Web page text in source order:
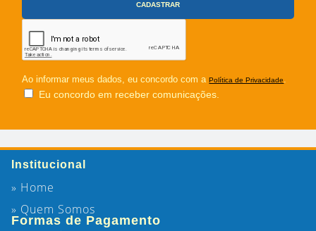
Ao informar meus dados, eu concordo com aPolítica de Privacidade
Eu concordo em receber comunicações.
Institucional
» Home
» Quem Somos
Formas de Pagamento